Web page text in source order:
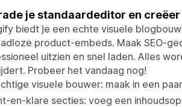
je standaardeditor en
biedt je een echte visuele
product-embeds. Maak SEO-
uitzien en snel laden. Alles
Probeer het vandaag nog!
visuele bouwer: maak in een
en-klare secties: voeg een